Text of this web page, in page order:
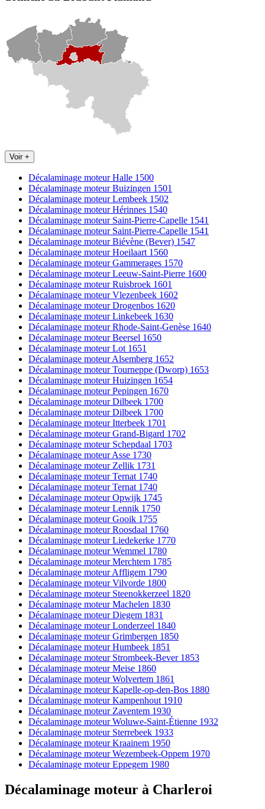
Voir +
Décalaminage moteur Halle 1500
Décalaminage moteur Buizingen 1501
Décalaminage moteur Lembeek 1502
Décalaminage moteur Hérinnes 1540
Décalaminage moteur Saint-Pierre-Capelle 1541
Décalaminage moteur Saint-Pierre-Capelle 1541
Décalaminage moteur Biévène (Bever) 1547
Décalaminage moteur Hoeilaart 1560
Décalaminage moteur Gammerages 1570
Décalaminage moteur Leeuw-Saint-Pierre 1600
Décalaminage moteur Ruisbroek 1601
Décalaminage moteur Vlezenbeek 1602
Décalaminage moteur Drogenbos 1620
Décalaminage moteur Linkebeek 1630
Décalaminage moteur Rhode-Saint-Genèse 1640
Décalaminage moteur Beersel 1650
Décalaminage moteur Lot 1651
Décalaminage moteur Alsemberg 1652
Décalaminage moteur Tourneppe (Dworp) 1653
Décalaminage moteur Huizingen 1654
Décalaminage moteur Pepingen 1670
Décalaminage moteur Dilbeek 1700
Décalaminage moteur Dilbeek 1700
Décalaminage moteur Itterbeek 1701
Décalaminage moteur Grand-Bigard 1702
Décalaminage moteur Schepdaal 1703
Décalaminage moteur Asse 1730
Décalaminage moteur Zellik 1731
Décalaminage moteur Ternat 1740
Décalaminage moteur Ternat 1740
Décalaminage moteur Opwijk 1745
Décalaminage moteur Lennik 1750
Décalaminage moteur Gooik 1755
Décalaminage moteur Roosdaal 1760
Décalaminage moteur Liedekerke 1770
Décalaminage moteur Wemmel 1780
Décalaminage moteur Merchtem 1785
Décalaminage moteur Affligem 1790
Décalaminage moteur Vilvorde 1800
Décalaminage moteur Steenokkerzeel 1820
Décalaminage moteur Machelen 1830
Décalaminage moteur Diegem 1831
Décalaminage moteur Londerzeel 1840
Décalaminage moteur Grimbergen 1850
Décalaminage moteur Humbeek 1851
Décalaminage moteur Strombeek-Bever 1853
Décalaminage moteur Meise 1860
Décalaminage moteur Wolvertem 1861
Décalaminage moteur Kapelle-op-den-Bos 1880
Décalaminage moteur Kampenhout 1910
Décalaminage moteur Zaventem 1930
Décalaminage moteur Woluwe-Saint-Étienne 1932
Décalaminage moteur Sterrebeek 1933
Décalaminage moteur Kraainem 1950
Décalaminage moteur Wezembeek-Oppem 1970
Décalaminage moteur Eppegem 1980
Décalaminage moteur à Charleroi